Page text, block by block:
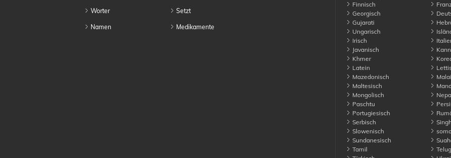
Worter
Namen
Setzt
Medikamente
Finnisch
Georgisch
Gujarati
Ungarisch
Irisch
Javanisch
Khmer
Latein
Mazedonisch
Maltesisch
Mongolisch
Paschtu
Portugiesisch
Serbisch
Slowenisch
Sundanesisch
Tamil